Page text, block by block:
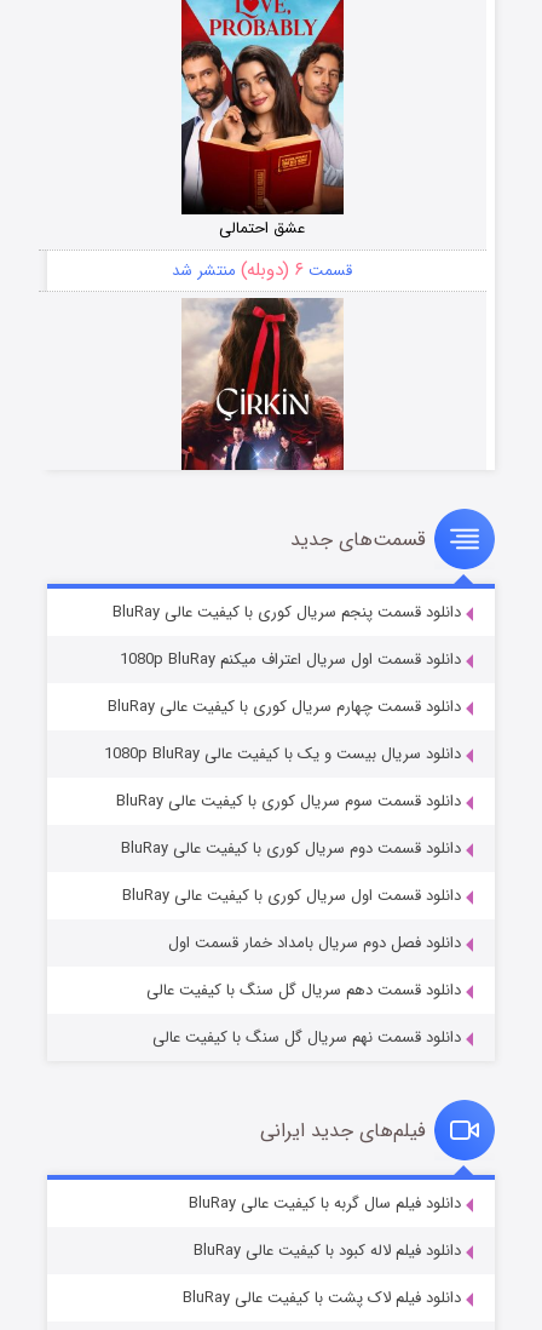
عشق احتمالی
قسمت ۶ (دوبله) منتشر شد
سریال زشت
قسمت۵ (زیرنویس) منتشر شد
وستی ها
قسمت۱ (زیرنویس) منتشر شد
قسمت۶ (زیرنویس) منتشر شد
قسمت‌های جدید
دانلود قسمت پنجم سریال کوری با کیفیت عالی BluRay
دانلود قسمت اول سریال اعتراف میکنم 1080p BluRay
دانلود قسمت چهارم سریال کوری با کیفیت عالی BluRay
دانلود سریال بیست و یک با کیفیت عالی 1080p BluRay
دانلود قسمت سوم سریال کوری با کیفیت عالی BluRay
دانلود قسمت دوم سریال کوری با کیفیت عالی BluRay
دانلود قسمت اول سریال کوری با کیفیت عالی BluRay
دانلود فصل دوم سریال بامداد خمار قسمت اول
دانلود قسمت دهم سریال گل سنگ با کیفیت عالی
دانلود قسمت نهم سریال گل سنگ با کیفیت عالی
فیلم‌های جدید ایرانی
دانلود فیلم سال گربه با کیفیت عالی BluRay
دانلود فیلم لاله کبود با کیفیت عالی BluRay
دانلود فیلم لاک پشت با کیفیت عالی BluRay